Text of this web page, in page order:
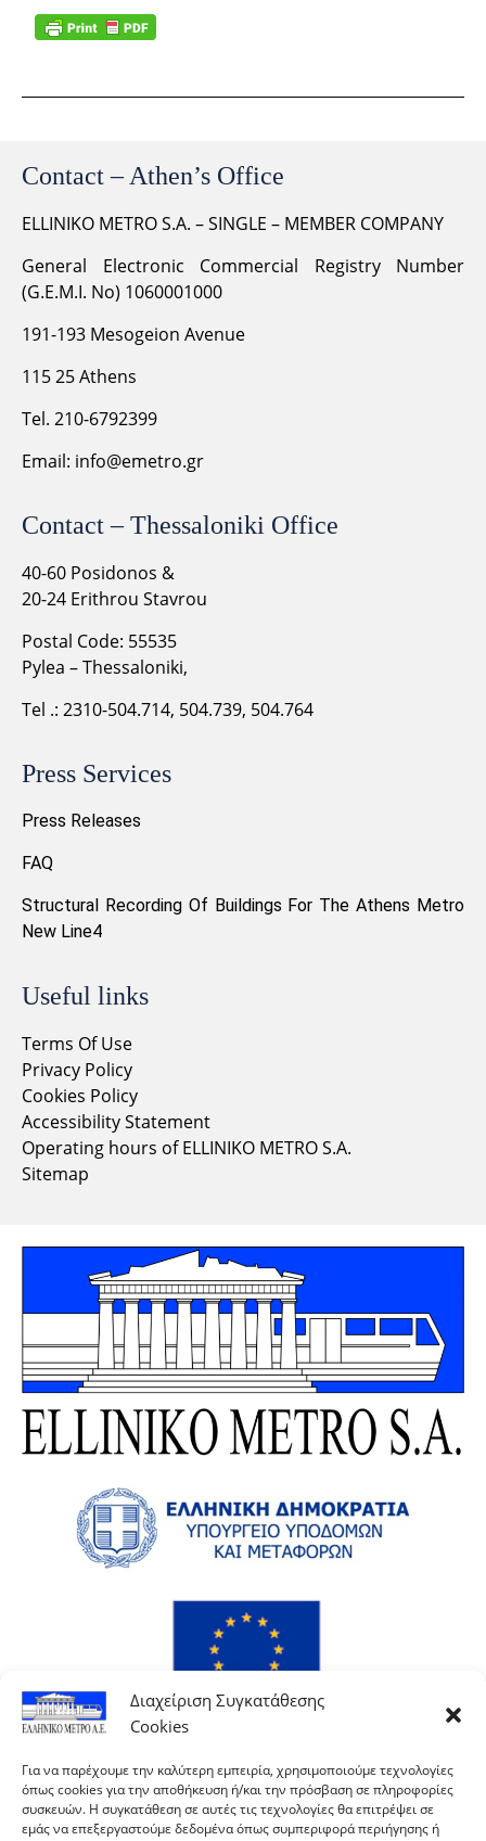
Διαχείριση Συγκατάθεσης
Cookies
Για να παρέχουμε την καλύτερη εμπειρία, χρησιμοποιούμε τεχνολογίες
όπως cookies για την αποθήκευση ή/και την πρόσβαση σε πληροφορίες
συσκευών. Η συγκατάθεση σε αυτές τις τεχνολογίες θα επιτρέψει σε
εμάς να επεξεργαστούμε δεδομένα όπως συμπεριφορά περιήγησης ή
Contact – Athen’s Office
ELLINIKO METRO S.A. – SINGLE – MEMBER COMPANY
General Electronic Commercial Registry Number
(G.E.M.I. No) 1060001000
191-193 Mesogeion Avenue
115 25 Athens
Tel. 210-6792399
Email: info@emetro.gr
Contact – Thessaloniki Office
40-60 Posidonos &
20-24 Erithrou Stavrou
Postal Code: 55535
Pylea – Thessaloniki,
Tel .: 2310-504.714, 504.739, 504.764
Press Services
Press Releases
FAQ
Structural Recording Of Buildings For The Athens Metro
New Line4
Useful links
Terms Of Use
Privacy Policy
Cookies Policy
Accessibility Statement
Operating hours of ELLINIKO METRO S.A.
Sitemap